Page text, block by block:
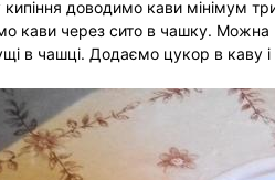
кипіння доводимо кави мінімум
кави через сито в чашку.
в чашці. Додаємо цукор в каву